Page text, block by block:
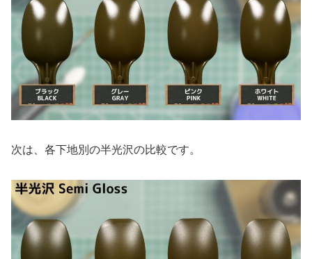
次は、各下地別の半光沢の比較です。